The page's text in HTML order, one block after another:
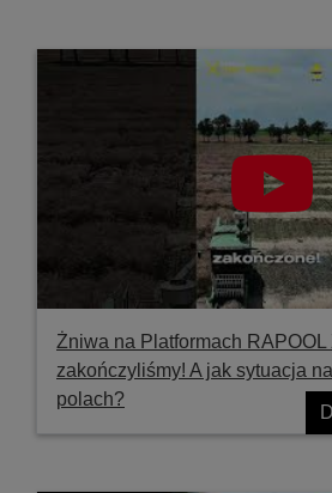
Żniwa na Platformach
zakończyliśmy! A jak sytuacja
polach?